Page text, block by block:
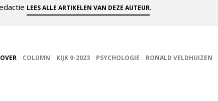
LEES ALLE ARTIKELEN VAN DEZE AUTEUR.
COLUMN KIJK 9-2023 PSYCHOLOGIE RONALD VELDHUIZEN